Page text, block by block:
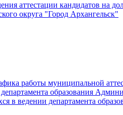
аттестации кандидатов на
округа "Город Архангельск"
работы муниципальной
образования
в ведении департамента